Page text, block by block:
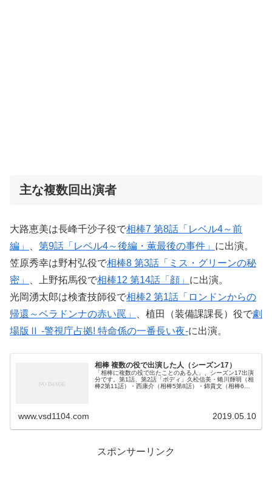
主な複数回出演者
大路恵美は長峰千沙子役で相棒7 第8話「レベル4～前
編」
第9話「レベル4～後編・薫最後の事件」 に出演。
笠原秀幸は野村弘役で相棒8 第3話「ミス・グリーンの秘
密」
、上野拓馬役で相棒12 第14話「顔」 に出演。
光岡湧太郎は検査技師役で相棒2 第1話「ロンドンからの
帰還～ベラドンナの赤い罠」
、植田（装備課課長）役で劇
場版Ⅱ -警視庁占拠! 特命係の一番長い夜-に出演。
相棒 複数の役で出演した人（シーズン17）
「相棒に複数の役で出たことのある人」、シーズン17出演
分です。第1話、第2話「ボディ」久松信美・蜷川輝明（相
棒2第11話）・西康介（相棒5第8話）・錦貴文（相棒6第
www.vsd1104.com 2019.05.10
スポンサーリンク